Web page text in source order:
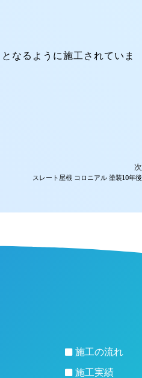
なるように施工されていま
次
スレート屋根 コロニアル 塗装10年後
施工の流れ
施工実績